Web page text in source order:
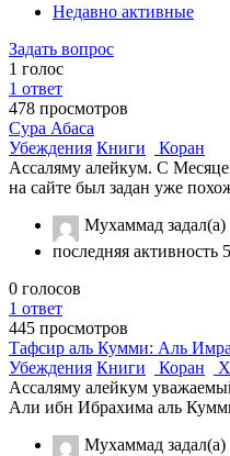
Недавно активные
Задать вопрос
1 голос
1 ответ
478 просмотров
Сура Абаса
Убеждения Книги
Коран
Ассаляму алейкум. С
на сайте был задан уже
Мухаммад
последняя активность
0 голосов
1 ответ
445 просмотров
Тафсир аль Кумми: Аль
Убеждения Книги Коран
Ассаляму алейкум
Али ибн Ибрахима аль
Мухаммад